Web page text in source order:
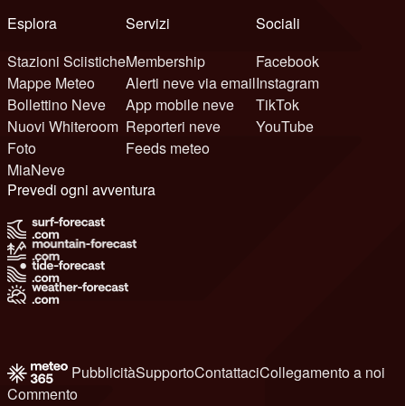
Esplora
Stazioni Sciistiche
Mappe Meteo
Bollettino Neve
Nuovi Whiteroom
Foto
MiaNeve
Servizi
Membership
Alerti neve via email
App mobile neve
Reporteri neve
Feeds meteo
Sociali
Facebook
Instagram
TikTok
YouTube
Prevedi ogni avventura
PubblicitàSupportoContattaciCollegamento a noi
Commento